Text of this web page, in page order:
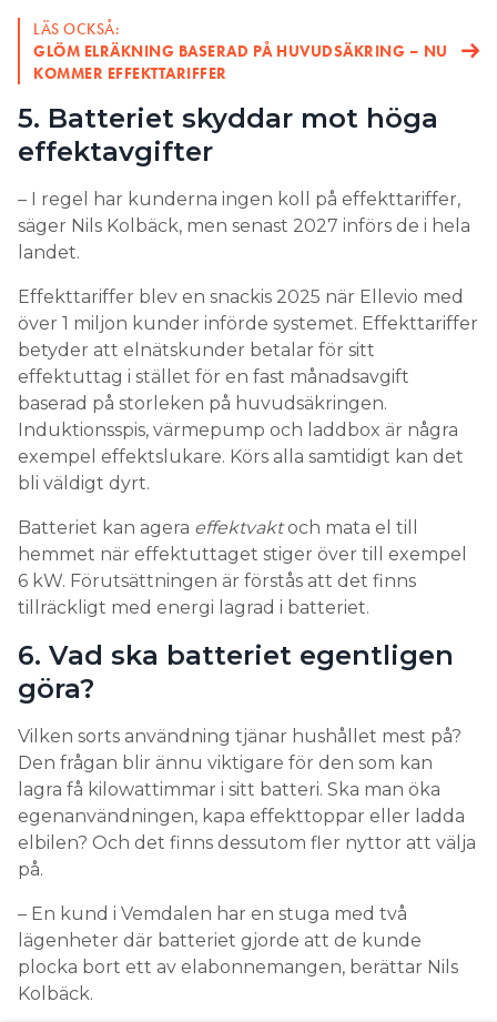
LÄS OCKSÅ:
GLÖM ELRÄKNING BASERAD PÅ HUVUDSÄKRING – NU
KOMMER EFFEKTTARIFFER
5. Batteriet skyddar mot höga
effektavgifter
– I regel har kunderna ingen koll på effekttariffer,
säger Nils Kolbäck, men senast 2027 införs de i hela
landet.
Effekttariffer blev en snackis 2025 när Ellevio med
över 1 miljon kunder införde systemet. Effekttariffer
betyder att elnätskunder betalar för sitt
effektuttag i stället för en fast månadsavgift
baserad på storleken på huvudsäkringen.
Induktionsspis, värmepump och laddbox är några
exempel effektslukare. Körs alla samtidigt kan det
bli väldigt dyrt.
Batteriet kan agera effektvaktoch mata el till
hemmet när effektuttaget stiger över till exempel
6 kW. Förutsättningen är förstås att det finns
tillräckligt med energi lagrad i batteriet.
6. Vad ska batteriet egentligen
göra?
Vilken sorts användning tjänar hushållet mest på?
Den frågan blir ännu viktigare för den som kan
lagra få kilowattimmar i sitt batteri. Ska man öka
egenanvändningen, kapa effekttoppar eller ladda
elbilen? Och det finns dessutom fler nyttor att välja
på.
– En kund i Vemdalen har en stuga med två
lägenheter där batteriet gjorde att de kunde
plocka bort ett av elabonnemangen, berättar Nils
Kolbäck.